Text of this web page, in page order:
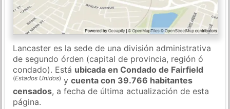
Lancaster es la sede de una división administrativa
de segundo órden (capital de provincia, región ó
condado). Está ubicada en Condado de Fairfield
(Estados Unidos) ycuenta con 39.766 habitantes
censados, a fecha de última actualización de esta
página.